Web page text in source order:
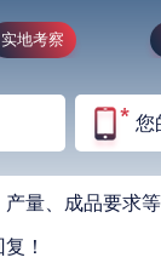
实地考察